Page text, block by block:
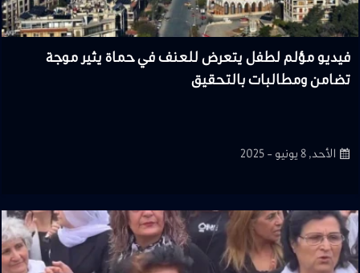
فيديو مؤلم لطفل يتعرض للعنف في حماة يثير موجة
تضامن ومطالبات بالتحقيق
الأحد, 8 يونيو - 2025